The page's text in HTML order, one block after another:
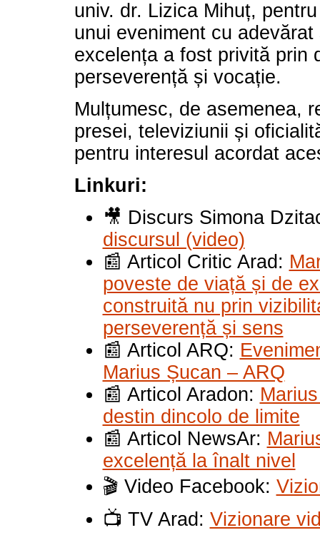
univ. dr. Lizica Mihuț,
unui eveniment cu
excelența a fost privită prin
perseverență și vocație.
Mulțumesc, de asemenea,
presei, televiziunii și
pentru interesul acordat
Linkuri:
🎥 Discurs Simona
discursul (video)
📰 Articol Critic Arad:
poveste de viață și de
construită nu prin
perseverență și sens
📰 Articol ARQ:
Marius Șucan – ARQ
📰 Articol Aradon:
destin dincolo de limite
📰 Articol NewsAr:
excelență la înalt nivel
🎬 Video Facebook:
📺 TV Arad: Vizionare